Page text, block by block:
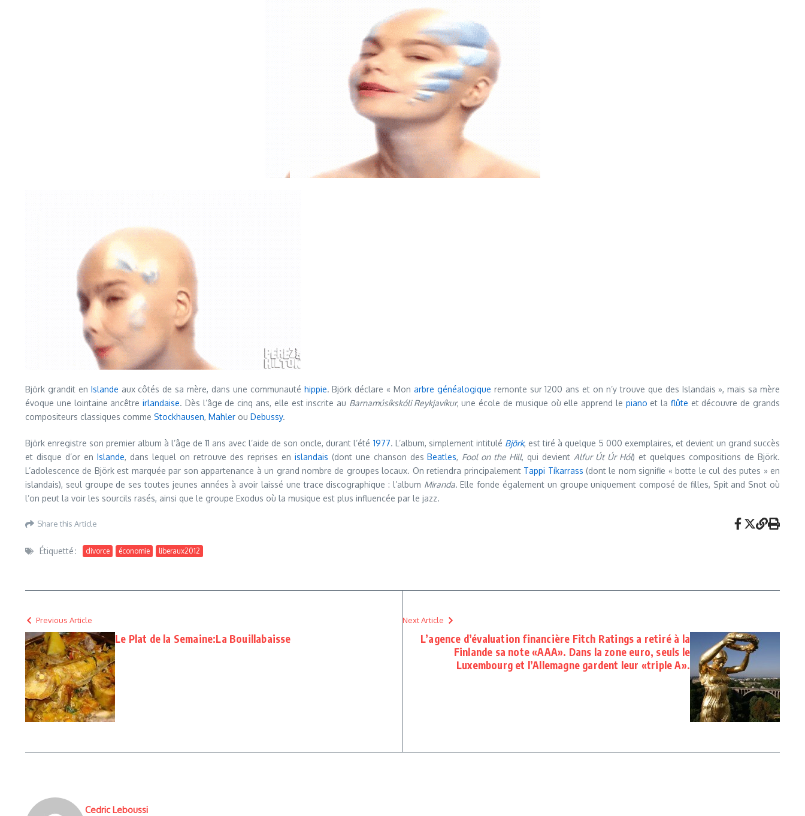
Björk grandit en Islande aux côtés de sa mère, dans une communauté hippie. Björk déclare « Mon arbre généalogique remonte sur 1200 ans et on n’y trouve que des Islandais », mais sa mère
évoque une lointaine ancêtreirlandaise. Dès l’âge de cinq ans, elle est inscrite au Barnamúsíkskóli Reykjavíkur, une école de musique où elle apprend le piano et la flûte et découvre de grands
compositeurs classiques comme Stockhausen, Mahler ou Debussy.
Björk enregistre son premier album à l’âge de 11 ans avec l’aide de son oncle, durant l’été 1977. L’album, simplement intitulé Björk, est tiré à quelque 5 000 exemplaires, et devient un grand succès
et disque d’or en Islande, dans lequel on retrouve des reprises en islandais (dont une chanson desBeatles, Fool on the Hill, qui devient Alfur Út Úr Hól) et quelques compositions de Björk.
L’adolescence de Björk est marquée par son appartenance à un grand nombre de groupes locaux. On retiendra principalement Tappi Tíkarrass (dont le nom signifie « botte le cul des putes » en
islandais), seul groupe de ses toutes jeunes années à avoir laissé une trace discographique : l’album Miranda. Elle fonde également un groupe uniquement composé de filles, Spit and Snot où
l’on peut la voir les sourcils rasés, ainsi que le groupe Exodus où la musique est plus influencée par le jazz.
Share this Article
Étiquetté : divorce économie liberaux2012
Previous Article
Le Plat de la Semaine:La Bouillabaisse
Next Article
L’agence d’évaluation financière Fitch Ratings a retiré à la
Finlande sa note «AAA». Dans la zone euro, seuls le
Luxembourg et l’Allemagne gardent leur «triple A».
Cedric Leboussi